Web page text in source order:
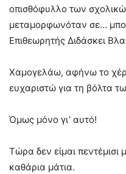
οπισθόφυλλο των
μεταμορφωνόταν σε…
Επιθεωρητής Διδάσκει
Χαμογελάω, αφήνω το
ευχαριστώ για τη βόλτα
Όμως μόνο γι’ αυτό!
Τώρα δεν είμαι
καθάρια μάτια.